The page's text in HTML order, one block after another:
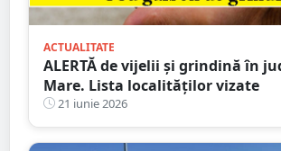
ACTUALITATE
ALERTĂ de vijelii și grindină în
Mare. Lista localităților vizate
21 iunie 2026